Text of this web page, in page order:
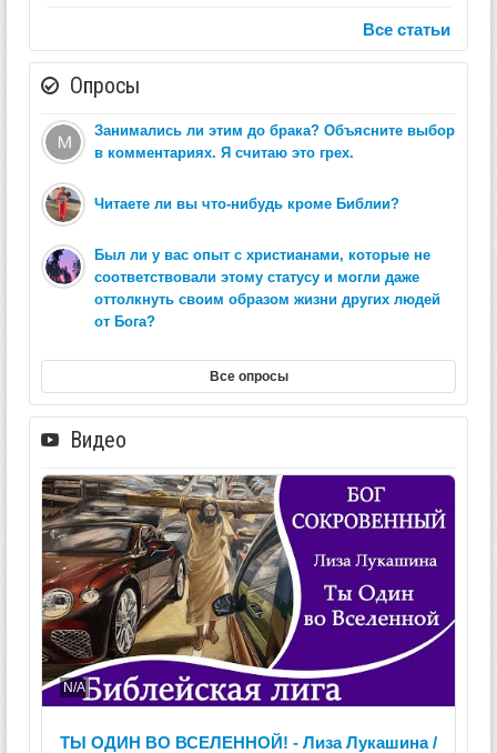
Все статьи
Опросы
Занимались ли этим до брака? Объясните выбор
в комментариях. Я считаю это грех.
Читаете ли вы что-нибудь кроме Библии?
Был ли у вас опыт с христианами, которые не
соответствовали этому статусу и могли даже
оттолкнуть своим образом жизни других людей
от Бога?
Все опросы
Видео
N/A
ТЫ ОДИН ВО ВСЕЛЕННОЙ! - Лиза Лукашина /